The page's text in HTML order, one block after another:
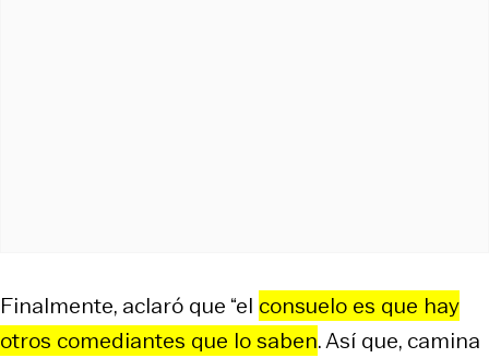
Finalmente, aclaró que “el consuelo es que hay
otros comediantes que lo saben. Así que, camina